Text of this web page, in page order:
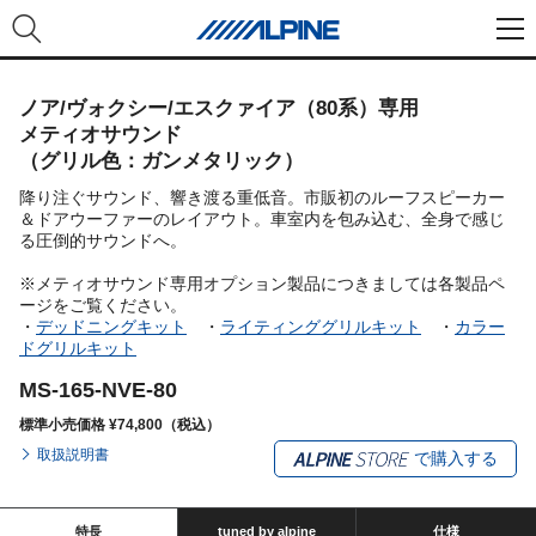
ノア/ヴォクシー/エスクァイア（80系）専用
メティオサウンド
（グリル色：ガンメタリック）
降り注ぐサウンド、響き渡る重低音。市販初のルーフスピーカー
＆ドアウーファーのレイアウト。車室内を包み込む、全身で感じ
る圧倒的サウンドへ。
※メティオサウンド専用オプション製品につきましては各製品ペ
ージをご覧ください。
・ デッドニングキット ・ ライティンググリルキット ・ カラー
ドグリルキット
MS-165-NVE-80
標準小売価格 ¥74,800（税込）
取扱説明書
で購入する
特長 tuned by alpine 仕様